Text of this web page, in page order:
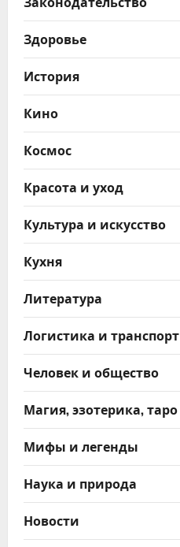
Здоровье
История
Кино
Космос
Красота и уход
Культура и искусство
Кухня
Литература
Логистика и транспорт
Человек и общество
Магия, эзотерика, таро
Мифы и легенды
Наука и природа
Новости